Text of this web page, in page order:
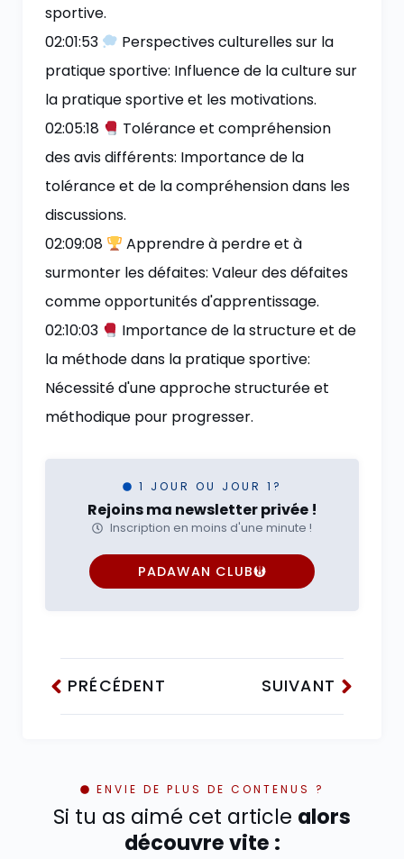
sportive.
02:01:53
Perspectives culturelles sur la
pratique sportive: Influence de la culture sur
la pratique sportive et les motivations.
02:05:18
Tolérance et compréhension
des avis différents: Importance de la
tolérance et de la compréhension dans les
discussions.
02:09:08
Apprendre à perdre et à
surmonter les défaites: Valeur des défaites
comme opportunités d'apprentissage.
02:10:03
Importance de la structure et de
la méthode dans la pratique sportive:
Nécessité d'une approche structurée et
méthodique pour progresser.
1 JOUR OU JOUR 1?
Rejoins ma newsletter privée !
Inscription en moins d'une minute !
PADAWAN CLUB
PRÉCÉDENT SUIVANT
ENVIE DE PLUS DE CONTENUS ?
Si tu as aimé cet article alors
découvre vite :